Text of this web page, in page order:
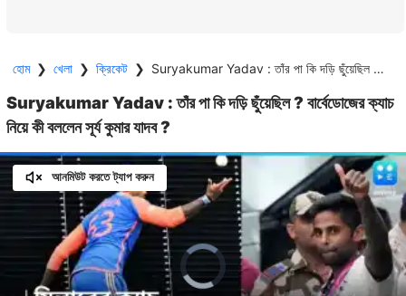
হোম ❯ খেলা ❯ ক্রিকেট ❯ Suryakumar Yadav : তাঁর পা কি দড়ি ছুঁয়েছিল ? বার্বেডোজের ক্যাচ নিয়ে কী বললেন সূর্য কুমার যাদব ?
Suryakumar Yadav : তাঁর পা কি দড়ি ছুঁয়েছিল ? বার্বেডোজের ক্যাচ
নিয়ে কী বললেন সূর্য কুমার যাদব ?
আনমিউট করতে ট্যাপ করুন
Video
Player
is
loading.